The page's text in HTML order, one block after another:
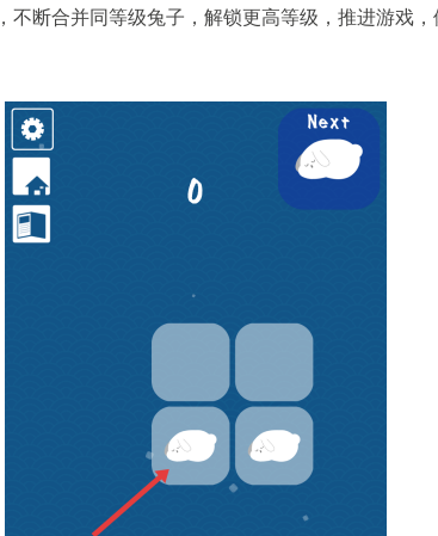
不断合并同等级兔子，解锁更高等级，推进游戏